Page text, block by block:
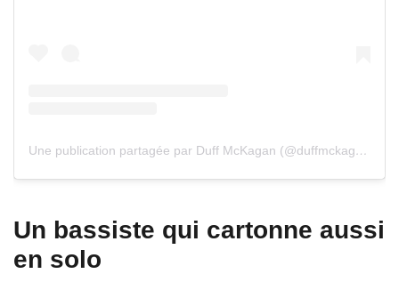
Une publication partagée par Duff McKagan (@duffmckagan)
Un bassiste qui cartonne aussi
en solo